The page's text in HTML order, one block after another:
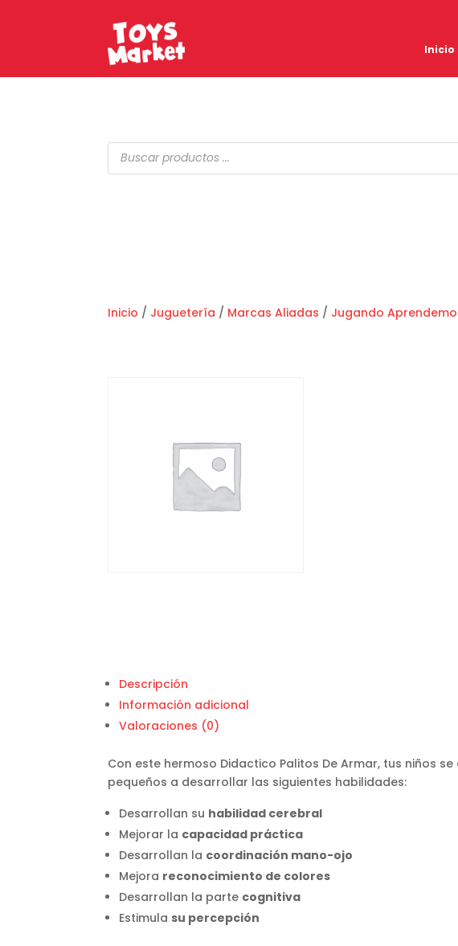
Inicio
Búsqueda
de
productos
Inicio / Juguetería / Marcas Aliadas / Jugando
Descripción
Información adicional
Valoraciones (0)
Con este hermoso Didactico Palitos De Armar, tus niños
pequeños a desarrollar las siguientes habilidades:
Desarrollan su habilidad cerebral
Mejorar la capacidad práctica
Desarrollan la coordinación mano-ojo
Mejora reconocimiento de colores
Desarrollan la parte cognitiva
Estimula su percepción